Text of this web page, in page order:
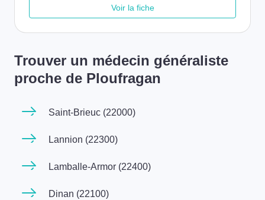
Voir la fiche
Trouver un médecin généraliste
proche de Ploufragan
Saint-Brieuc (22000)
Lannion (22300)
Lamballe-Armor (22400)
Dinan (22100)